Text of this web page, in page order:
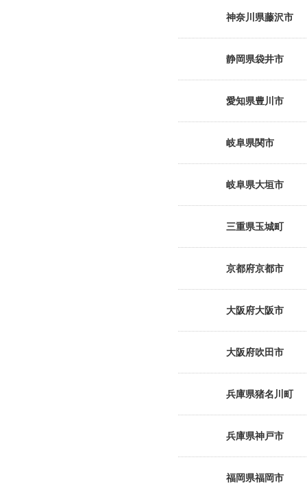
神奈川県藤沢市
静岡県袋井市
愛知県豊川市
岐阜県関市
岐阜県大垣市
三重県玉城町
京都府京都市
大阪府大阪市
大阪府吹田市
兵庫県猪名川町
兵庫県神戸市
福岡県福岡市